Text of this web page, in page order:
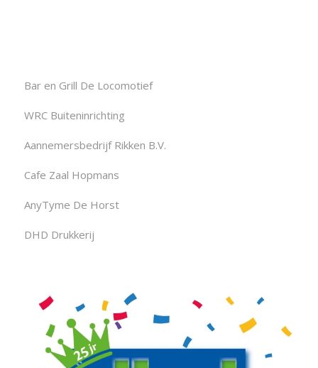
Bar en Grill De Locomotief
WRC Buiteninrichting
Aannemersbedrijf Rikken B.V.
Cafe Zaal Hopmans
AnyTyme De Horst
DHD Drukkerij